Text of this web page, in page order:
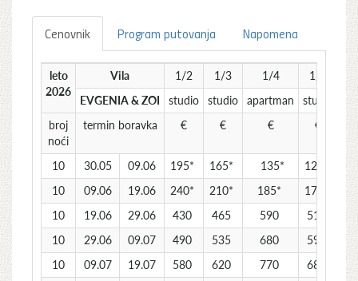
Cenovnik Program putovanja Napomena
leto
2026
Vila 1/2 1/3 1/4
1/4
EVGENIA & ZOI
studio studio apartman
studio
broj
noći
termin boravka € € € €
10 30.05 09.06 195* 165* 135*
125*
10
09.06 19.06 240* 210* 185*
175*
10
19.06 29.06 430 465 590
510
10
29.06 09.07 490 535 680
590
10
09.07 19.07 580 620 770
680